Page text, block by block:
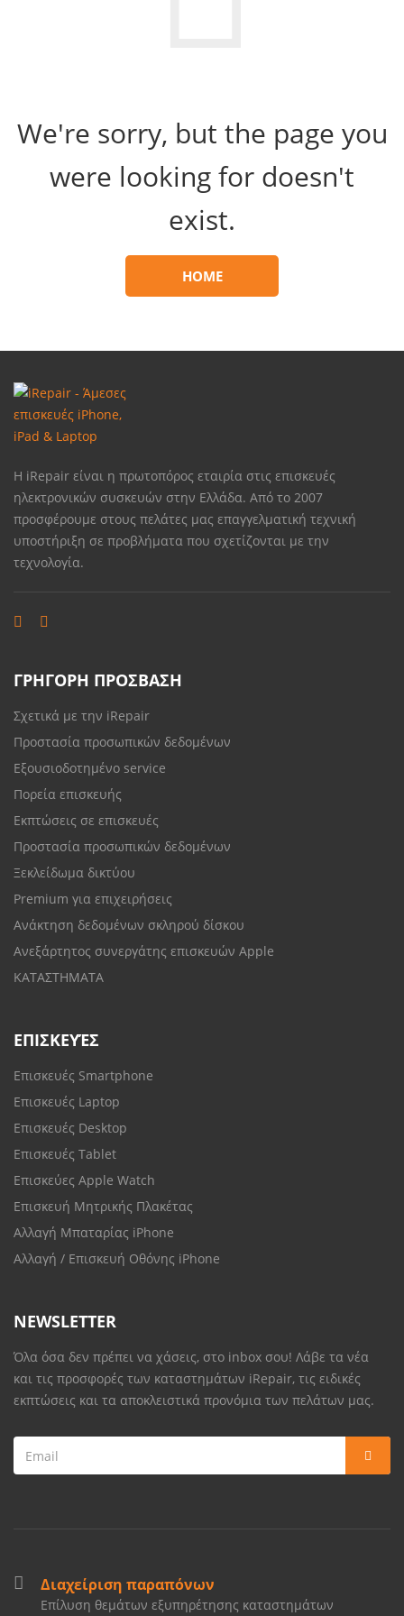
We're sorry, but the page you
were looking for doesn't
exist.
HOME
Η iRepair είναι η πρωτοπόρος εταιρία στις επισκευές
ηλεκτρονικών συσκευών στην Ελλάδα. Από το 2007
προσφέρουμε στους πελάτες μας επαγγελματική τεχνική
υποστήριξη σε προβλήματα που σχετίζονται με την
τεχνολογία.
ΓΡΗΓΟΡΗ ΠΡΟΣΒΑΣΗ
Σχετικά με την iRepair
Προστασία προσωπικών δεδομένων
Εξουσιοδοτημένο service
Πορεία επισκευής
Εκπτώσεις σε επισκευές
Προστασία προσωπικών δεδομένων
Ξεκλείδωμα δικτύου
Premium για επιχειρήσεις
Ανάκτηση δεδομένων σκληρού δίσκου
Ανεξάρτητος συνεργάτης επισκευών Apple
ΚΑΤΑΣΤΗΜΑΤΑ
ΕΠΙΣΚΕΥΈΣ
Επισκευές Smartphone
Επισκευές Laptop
Επισκευές Desktop
Επισκευές Tablet
Επισκεύες Apple Watch
Επισκευή Μητρικής Πλακέτας
Αλλαγή Μπαταρίας iPhone
Αλλαγή / Επισκευή Οθόνης iPhone
NEWSLETTER
Όλα όσα δεν πρέπει να χάσεις, στο inbox σου! Λάβε τα νέα
και τις προσφορές των καταστημάτων iRepair, τις ειδικές
εκπτώσεις και τα αποκλειστικά προνόμια των πελάτων μας.
Διαχείριση παραπόνων
Επίλυση θεμάτων εξυπηρέτησης καταστημάτων